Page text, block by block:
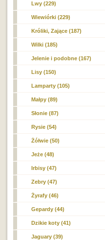
Lwy (229)
Wiewiórki (229)
Króliki, Zające (187)
Wilki (185)
Jelenie i podobne (167)
Lisy (150)
Lamparty (105)
Małpy (89)
Słonie (87)
Rysie (54)
Żółwie (50)
Jeże (48)
Irbisy (47)
Zebry (47)
Żyrafy (46)
Gepardy (44)
Dzikie koty (41)
Jaguary (39)